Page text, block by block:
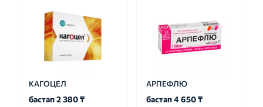
КАГОЦЕЛ
бастап 2 380 ₸
АРПЕФЛЮ
бастап 4 650 ₸